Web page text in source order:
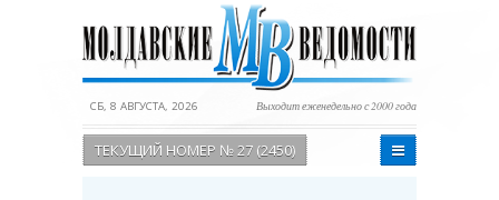
СБ, 8 АВГУСТА, 2026 Выходит еженедельно с 2000 года
ТЕКУЩИЙ НОМЕР № 27 (2450)